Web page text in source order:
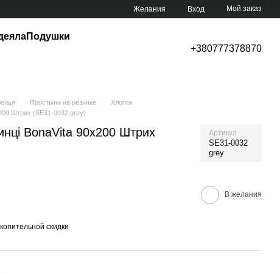
Желания Вход Мой заказ
Подушки
+380777378870
Простыни на резинке
Хлопок
Штрих (SE31-0032 grey)
BonaVita 90х200 Штрих
Артикул
SE31-0032
grey
В желания
скидки